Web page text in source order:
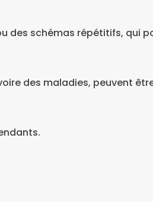
des schémas répétitifs, qui
des maladies, peuvent